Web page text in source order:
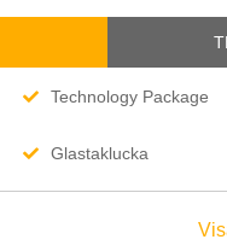
Technology Package
Glastaklucka
Dragkrok
360-kamera. Bed view